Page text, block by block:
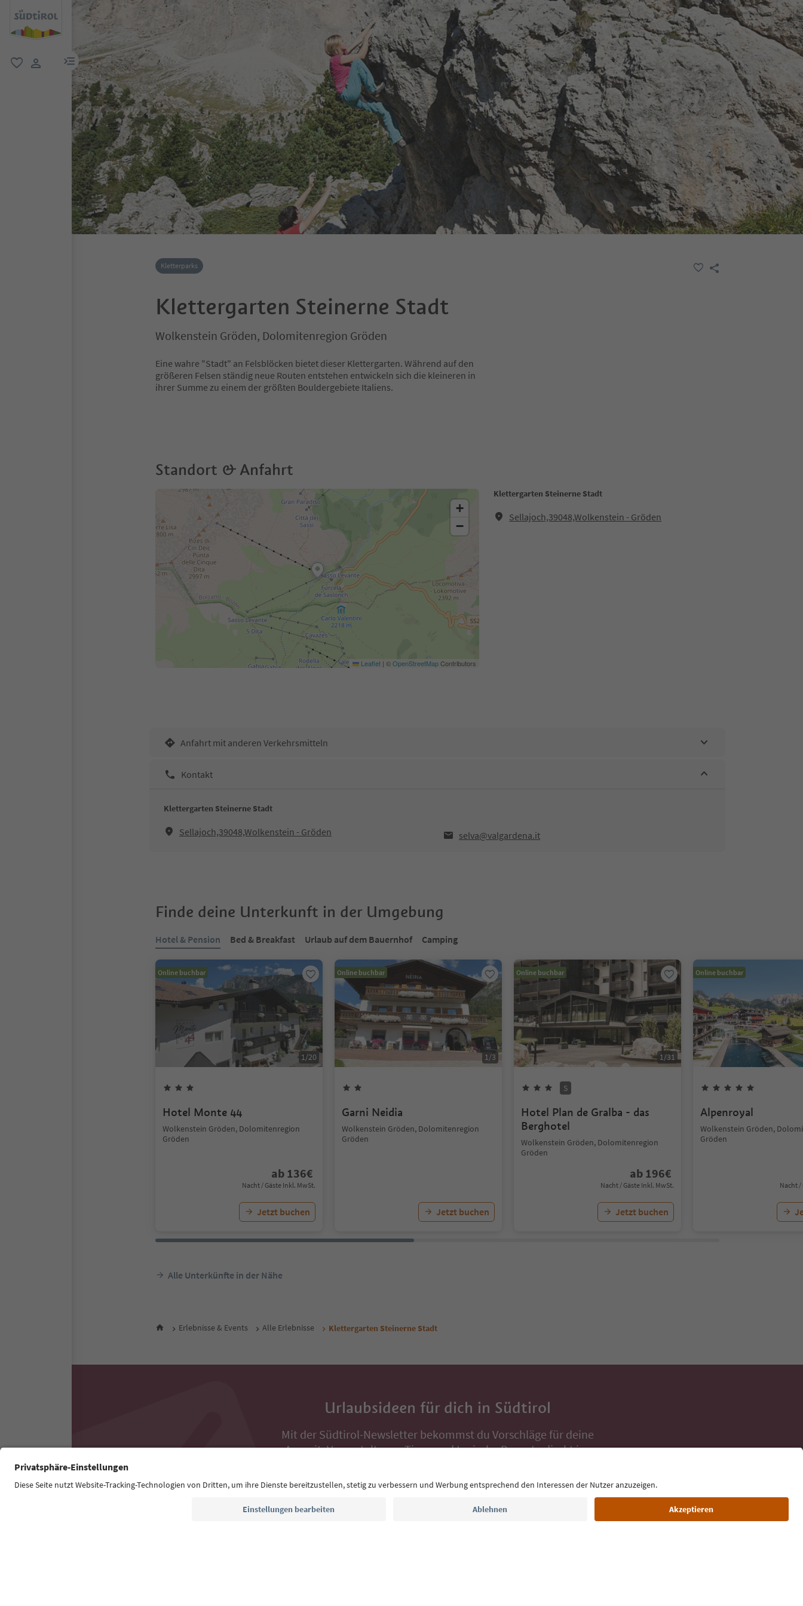
menu link
Kletterparks
Klettergarten Steinerne Stadt
Wolkenstein Gröden, Dolomitenregion Gröden
Eine wahre "Stadt" an Felsblöcken bietet dieser Klettergarten. Während auf den
größeren Felsen ständig neue Routen entstehen entwickeln sich die kleineren in
ihrer Summe zu einem der größten Bouldergebiete Italiens.
Standort & Anfahrt
Klettergarten Steinerne Stadt
Sellajoch,39048,Wolkenstein - Gröden
+
−
Leaflet | ©OpenStreetMapContributors
Anfahrt mit anderen Verkehrsmitteln
Kontakt
Klettergarten Steinerne Stadt
Sellajoch,39048,Wolkenstein - Gröden selva@valgardena.it
Finde deine Unterkunft in der Umgebung
Hotel & Pension Bed & Breakfast Urlaub auf dem Bauernhof Camping
Online buchbar
1/20
Hotel Monte 44
Wolkenstein Gröden, Dolomitenregion
Gröden
ab 136€
Nacht / Gäste Inkl. MwSt.
Jetzt buchen
Online buchbar
1/3
Garni Neidia
Wolkenstein Gröden, Dolomitenregion
Gröden
Jetzt buchen
Online buchbar
1/31
S
Hotel Plan de Gralba - das
Berghotel
Wolkenstein Gröden, Dolomitenregion
Gröden
ab 196€
Nacht / Gäste Inkl. MwSt.
Jetzt buchen
Online buchbar
Alpenroyal
Wolkenstein Gröden,
Gröden
Nacht /
Alle Unterkünfte in der Nähe
Erlebnisse & Events Alle Erlebnisse Klettergarten Steinerne Stadt
Urlaubsideen für dich in Südtirol
Mit der Südtirol-Newsletter bekommst du Vorschläge für deine
Auszeit, Veranstaltungs-Tipps und typische Rezepte direkt ins
E-Mail Adresse